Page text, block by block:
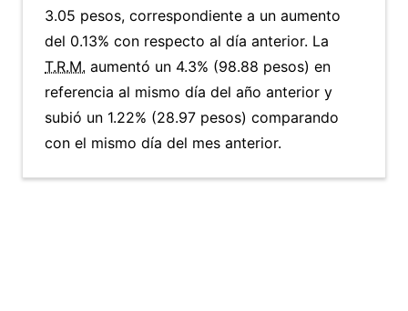
3.05 pesos, correspondiente a un aumento
del 0.13% con respecto al día anterior. La
T.R.M. aumentó un 4.3% (98.88 pesos) en
referencia al mismo día del año anterior y
subió un 1.22% (28.97 pesos) comparando
con el mismo día del mes anterior.